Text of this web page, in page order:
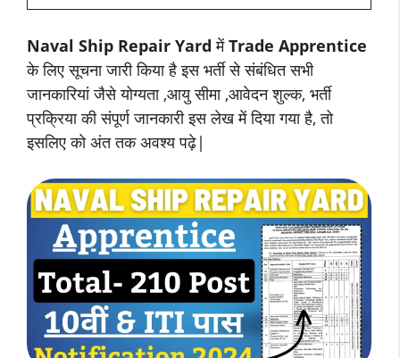
Naval Ship Repair YardमेंTrade Apprentice
के लिए सूचना जारी किया है इस भर्ती से संबंधित सभी
जानकारियां जैसे योग्यता ,आयु सीमा ,आवेदन शुल्क, भर्ती
प्रक्रिया की संपूर्ण जानकारी इस लेख में दिया गया है, तो
इसलिए को अंत तक अवश्य पढ़े|